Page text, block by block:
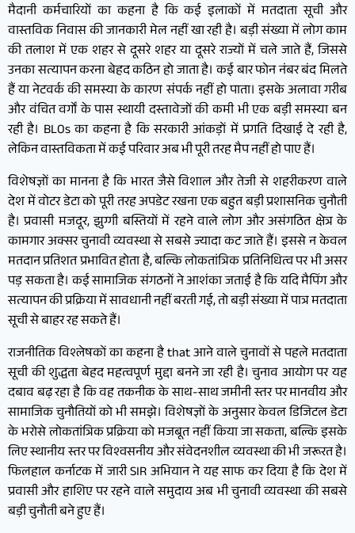
मैदानी कर्मचारियों का कहना है कि कई इलाकों में मतदाता सूची और
वास्तविक निवास की जानकारी मेल नहीं खा रही है। बड़ी संख्या में लोग काम
की तलाश में एक शहर से दूसरे शहर या दूसरे राज्यों में चले जाते हैं, जिससे
उनका सत्यापन करना बेहद कठिन हो जाता है। कई बार फोन नंबर बंद मिलते
हैं या नेटवर्क की समस्या के कारण संपर्क नहीं हो पाता। इसके अलावा गरीब
और वंचित वर्गों के पास स्थायी दस्तावेजों की कमी भी एक बड़ी समस्या बन
रही है। BLOs का कहना है कि सरकारी आंकड़ों में प्रगति दिखाई दे रही है,
लेकिन वास्तविकता में कई परिवार अब भी पूरी तरह मैप नहीं हो पाए हैं।
विशेषज्ञों का मानना है कि भारत जैसे विशाल और तेजी से शहरीकरण वाले
देश में वोटर डेटा को पूरी तरह अपडेट रखना एक बहुत बड़ी प्रशासनिक चुनौती
है। प्रवासी मजदूर, झुग्गी बस्तियों में रहने वाले लोग और असंगठित क्षेत्र के
कामगार अक्सर चुनावी व्यवस्था से सबसे ज्यादा कट जाते हैं। इससे न केवल
मतदान प्रतिशत प्रभावित होता है, बल्कि लोकतांत्रिक प्रतिनिधित्व पर भी असर
पड़ सकता है। कई सामाजिक संगठनों ने आशंका जताई है कि यदि मैपिंग और
सत्यापन की प्रक्रिया में सावधानी नहीं बरती गई, तो बड़ी संख्या में पात्र मतदाता
सूची से बाहर रह सकते हैं।
राजनीतिक विश्लेषकों का कहना है that आने वाले चुनावों से पहले मतदाता
सूची की शुद्धता बेहद महत्वपूर्ण मुद्दा बनने जा रही है। चुनाव आयोग पर यह
दबाव बढ़ रहा है कि वह तकनीक के साथ-साथ जमीनी स्तर पर मानवीय और
सामाजिक चुनौतियों को भी समझे। विशेषज्ञों के अनुसार केवल डिजिटल डेटा
के भरोसे लोकतांत्रिक प्रक्रिया को मजबूत नहीं किया जा सकता, बल्कि इसके
लिए स्थानीय स्तर पर विश्वसनीय और संवेदनशील व्यवस्था की भी जरूरत है।
फिलहाल कर्नाटक में जारी SIR अभियान ने यह साफ कर दिया है कि देश में
प्रवासी और हाशिए पर रहने वाले समुदाय अब भी चुनावी व्यवस्था की सबसे
बड़ी चुनौती बने हुए हैं।